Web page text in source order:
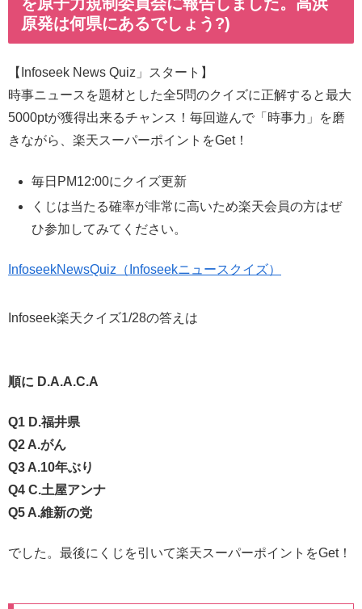
原発は何県にあるでしょう?)
【Infoseek News Quiz」スタート】
時事ニュースを題材とした全5問のクイズに正解すると最大
5000ptが獲得出来るチャンス！毎回遊んで「時事力」を磨
きながら、楽天スーパーポイントをGet！
毎日PM12:00にクイズ更新
くじは当たる確率が非常に高いため楽天会員の方はぜ
ひ参加してみてください。
InfoseekNewsQuiz（Infoseekニュースクイズ）
Infoseek楽天クイズ1/28の答えは
順に D.A.A.C.A
Q1 D.福井県
Q2 A.がん
Q3 A.10年ぶり
Q4 C.土屋アンナ
Q5 A.維新の党
でした。最後にくじを引いて楽天スーパーポイントをGet！